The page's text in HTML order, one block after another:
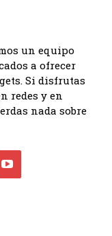
un equipo
a ofrecer
Si disfrutas
redes y en
nada sobre